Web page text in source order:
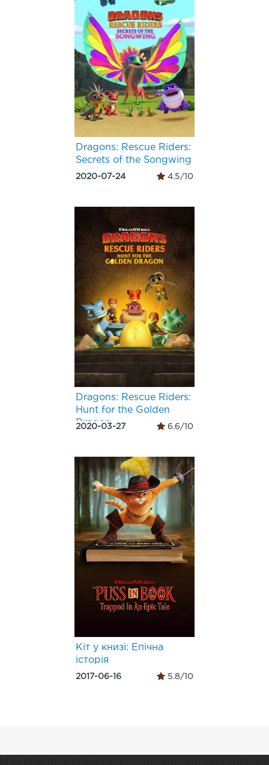
Dragons: Rescue Riders:
Secrets of the Songwing
2020-07-24 4.5/10
Dragons: Rescue Riders:
Hunt for the Golden
Dragon
2020-03-27 6.6/10
Кіт у книзі: Епічна
історія
2017-06-16 5.8/10